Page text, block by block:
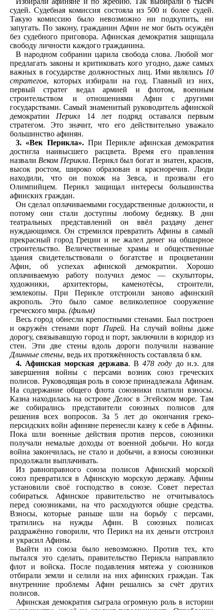
судей. Судебная комиссия состояла из 500 и более судей.
Такую комиссию было невозможно ни подкупить, ни
запугать. По закону, гражданин Афин не мог быть осуждён
без судебного приговора. Афинская демократия защищала
свободу личности каждого гражданина.
В народном собрании царила свобода слова. Любой мог
предлагать законы и критиковать кого угодно, даже самых
важных в государстве должностных лиц. Ими являлись 10
стратегов, которых избирали на год. Главный из них,
первый стратег ведал армией и флотом, военным
строительством и отношениями Афин с другими
государствами. Самый знаменитый руководитель афинской
демократииПерикл 14 лет подряд оставался первым
стратегом. Это значит, что его действительно уважало
большинство афинян.
3. «Век Перикла».При Перикле афинская демократия
достигла наивысшего расцвета. Время его правления
назвалиВеком Перикла. Перикл был богат и знатен, красив,
высок ростом, широко образован и красноречив. Люди
находили, что он похож на Зевса, и прозвали его
Олимпийцем. Перикл защищал интересы большинства
афинских граждан.
Он сделал оплачиваемыми государственные должности, и
потому они стали доступны любому бедняку. В дни
театральных представлений он ввёл раздачу денег
нуждающимся. Он стремился превратить Афины в самый
прекрасный город Греции и не жалел денег на обширное
строительство. Величественные храмы и общественные
здания свидетельствовали о богатстве и процветании
Афин, об успехах афинской демократии. Хорошо
оплачиваемую работу получил демос — скульпторы,
художники, архитекторы, каменотёсы, строители,
землекопы. При Перикле отстроили заново афинский
акрополь. Это было самое великолепное сооружение
греческого мира. (фильм)
Весь город обнесли крепостными стенами. Был построен
и окружён стенами порт Пирей. На случай войны даже
дорогу, связывавшую город и порт, заключили в коридор из
стен. Эти две стены вдоль дороги получили название
Длинные стены, ведь их протяжённость составляла б км.
4. Афинская морская держава. В478 году до н.э. для
завершения войны с персами возник союз греческих
полисов. Руководящая роль в союзе принадлежала Афинам.
На содержание общего флота союзники платили взносы.
Казна находилась на островеДелосв Эгейском море. Там
же собирались представители союзных полисов для
решения всех вопросов. За 5 лет до окончания греко-
персидских войн афиняне перенесли казну к себе в Афины.
Пока шли военные действия против персов, союзники
получали немалые доходы от военной добычи. Но когда
война закончилась, не стало и добычи, а взносы союзники
продолжали выплачивать.
Из равноправного союза полисов Афинский морской
союз превратился в Афинскую морскую державу. Афины
установили своё господство в союзе. Совет перестал
собираться. Афинское правительство не отчитывалось
перед союзниками, на что расходуются общие средства.
Взносы, которые раньше шли на борьбу с персами,
тратились на нужды Афин. В союзных полисах
раздражённо говорили, что Перикл на их деньги отстроил
и украсил Афины.
Выйти из союза было невозможно. Против тех, кто
пытался это сделать, правительство Перикла направляло
флот и войска. После подавления мятежа у союзников
отбирали земли и селили на них афинских граждан. Так
внутренние проблемы Афин решались за счёт других
полисов.
Афинская демократия сыграла огромную роль в истории